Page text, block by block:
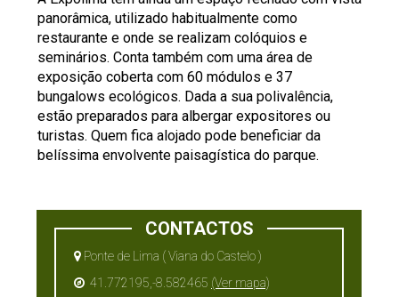
panorâmica, utilizado habitualmente como
restaurante e onde se realizam colóquios e
seminários. Conta também com uma área de
exposição coberta com 60 módulos e 37
bungalows ecológicos. Dada a sua polivalência,
estão preparados para albergar expositores ou
turistas. Quem fica alojado pode beneficiar da
belíssima envolvente paisagística do parque.
CONTACTOS
Ponte de Lima ( Viana do Castelo )
41.772195,-8.582465 (Ver mapa)